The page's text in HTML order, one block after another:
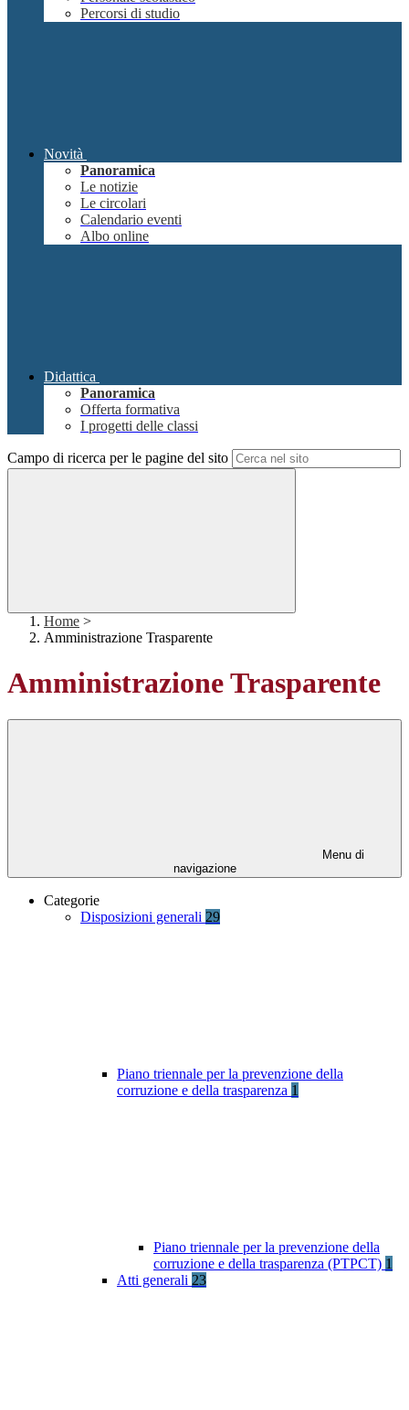
Percorsi di studio
Novità
Panoramica
Le notizie
Le circolari
Calendario eventi
Albo online
Didattica
Panoramica
Offerta formativa
I progetti delle classi
Campo di ricerca per le pagine del sito
Home >
Amministrazione Trasparente
Amministrazione Trasparente
Menu di
navigazione
Categorie
Disposizioni generali 29
Piano triennale per la prevenzione della
corruzione e della trasparenza 1
Piano triennale per la prevenzione della
corruzione e della trasparenza (PTPCT) 1
Atti generali 23